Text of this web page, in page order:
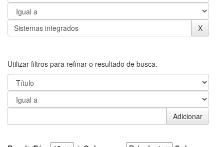
Utilizar filtros para refinar o resultado de busca.